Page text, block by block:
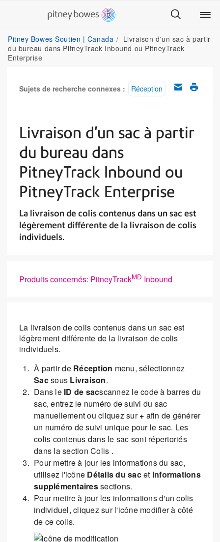
Pitney Bowes Soutien | Canada
Livraison d'un sac à partir
du bureau dans PitneyTrack Inbound ou PitneyTrack
Enterprise
Sujets de recherche connexes : Réception
Livraison d'un sac à partir
du bureau dans
PitneyTrack Inbound ou
PitneyTrack Enterprise
La livraison de colis contenus dans un sac est
légèrement différente de la livraison de colis
individuels.
Produits concernés: PitneyTrackMD Inbound
La livraison de colis contenus dans un sac est
légèrement différente de la livraison de colis
individuels.
À partir de Réception menu, sélectionnez
Sacsous Livraison.
Dans le ID de sacscannez le code à barres du
sac, entrez le numéro de suivi du sac
manuellement ou cliquez sur+ afin de générer
un numéro de suivi unique pour le sac. Les
colis contenus dans le sac sont répertoriés
dans la section Colis .
Pour mettre à jour les informations du sac,
utilisez l'icône Détails du sacet Informations
supplémentairessections.
Pour mettre à jour les informations d'un colis
individuel, cliquez sur l'icône modifier à côté
de ce colis.